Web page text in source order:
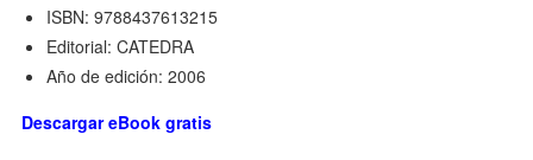
ISBN: 9788437613215
Editorial: CATEDRA
Año de edición: 2006
Descargar eBook gratis